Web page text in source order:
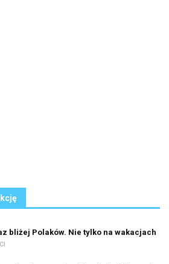
bliżej Polaków. Nie tylko na wakacjach